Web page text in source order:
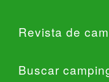
Revista de
Buscar